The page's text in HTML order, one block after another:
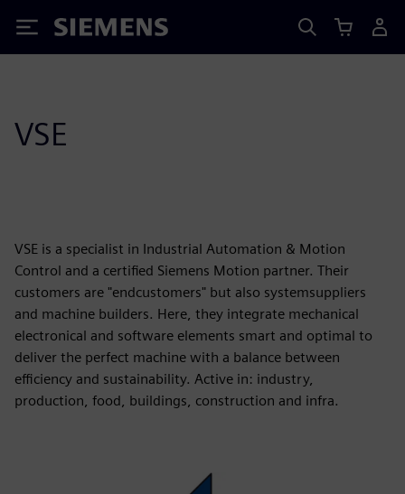
Siemens
VSE
VSE is a specialist in Industrial Automation & Motion
Control and a certified Siemens Motion partner. Their
customers are "endcustomers" but also systemsuppliers
and machine builders. Here, they integrate mechanical
electronical and software elements smart and optimal to
deliver the perfect machine with a balance between
efficiency and sustainability. Active in: industry,
production, food, buildings, construction and infra.